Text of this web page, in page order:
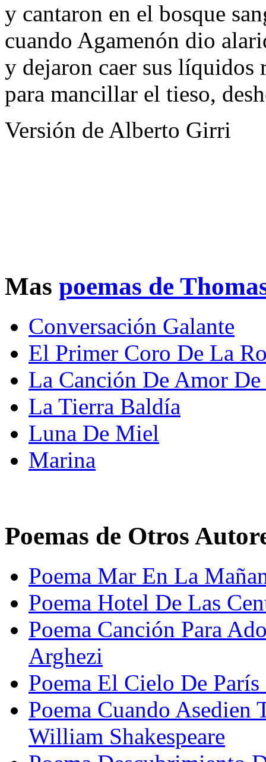
y cantaron en el bosque
cuando Agamenón dio
y dejaron caer sus líquidos
para mancillar el tieso,
Versión de Alberto Girri
Mas poemas de
Conversación Galante
El Primer Coro De La
La Canción De Amor
La Tierra Baldía
Luna De Miel
Marina
Poemas de Otros
Poema Mar En La
Poema Hotel De Las
Poema Canción Para
Arghezi
Poema El Cielo De
Poema Cuando
William Shakespeare